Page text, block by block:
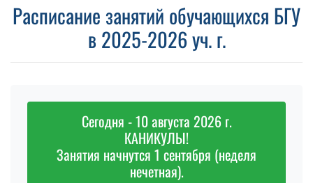
Расписание занятий обучающихся БГУ
в 2025-2026 уч. г.
Сегодня - 10 августа 2026 г.
КАНИКУЛЫ!
Занятия начнутся 1 сентября (неделя
нечетная).